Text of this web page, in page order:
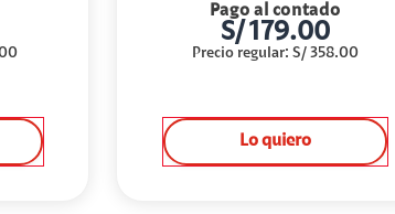
Pago al contado
S/179.00
Precio regular: S/ 358.00
Lo quiero